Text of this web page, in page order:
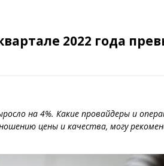
2022 года
на 4%. Какие провайдеры и
цены и качества, могу